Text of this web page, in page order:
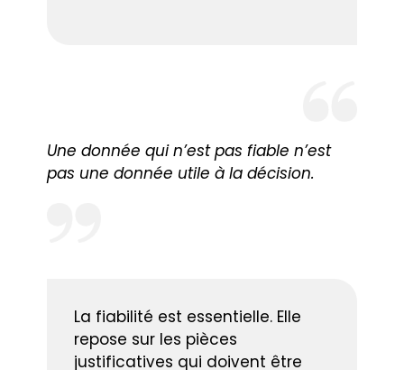
Une donnée qui n’est pas fiable n’est
pas une donnée utile à la décision.
La fiabilité est essentielle. Elle
repose sur les pièces
justificatives qui doivent être